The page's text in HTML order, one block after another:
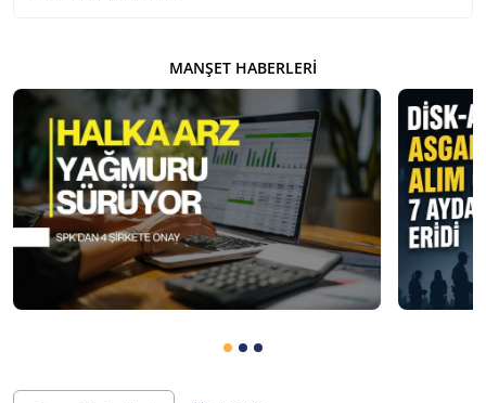
MANŞET HABERLERI